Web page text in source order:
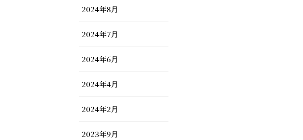
2024年8月
2024年7月
2024年6月
2024年4月
2024年2月
2023年9月